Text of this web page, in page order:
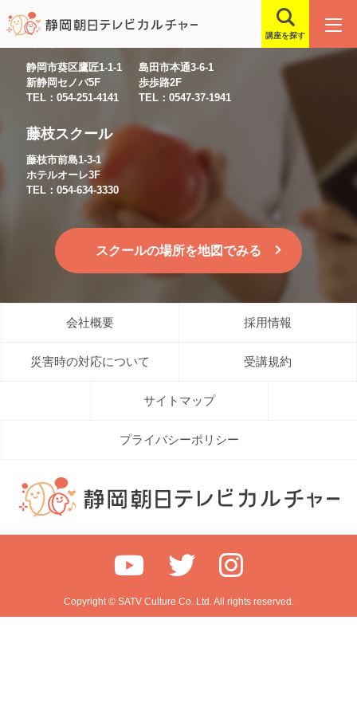
講座を探す
静岡市葵区鷹匠1-1-1
新静岡セノバ5F
TEL：054-251-4141
島田市本通3-6-1
歩歩路2F
TEL：0547-37-1941
藤枝スクール
藤枝市前島1-3-1
ホテルオーレ3F
TEL：054-634-3330
スクールの場所を地図でみる
会社概要 採用情報
災害時の対応について 受講規約
サイトマップ
プライバシーポリシー
Copyright © SATV Culture Co. Ltd. All rights reserved.